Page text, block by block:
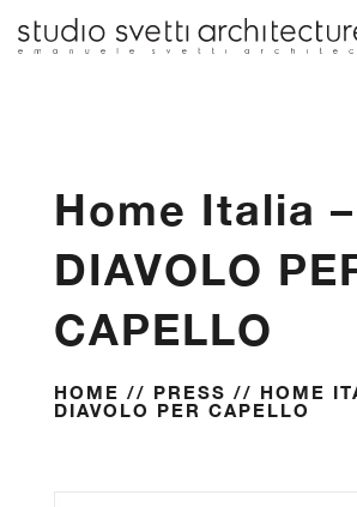
Home Italia
DIAVOLO
CAPELLO
HOME // PRESS // HOME
DIAVOLO PER CAPELLO